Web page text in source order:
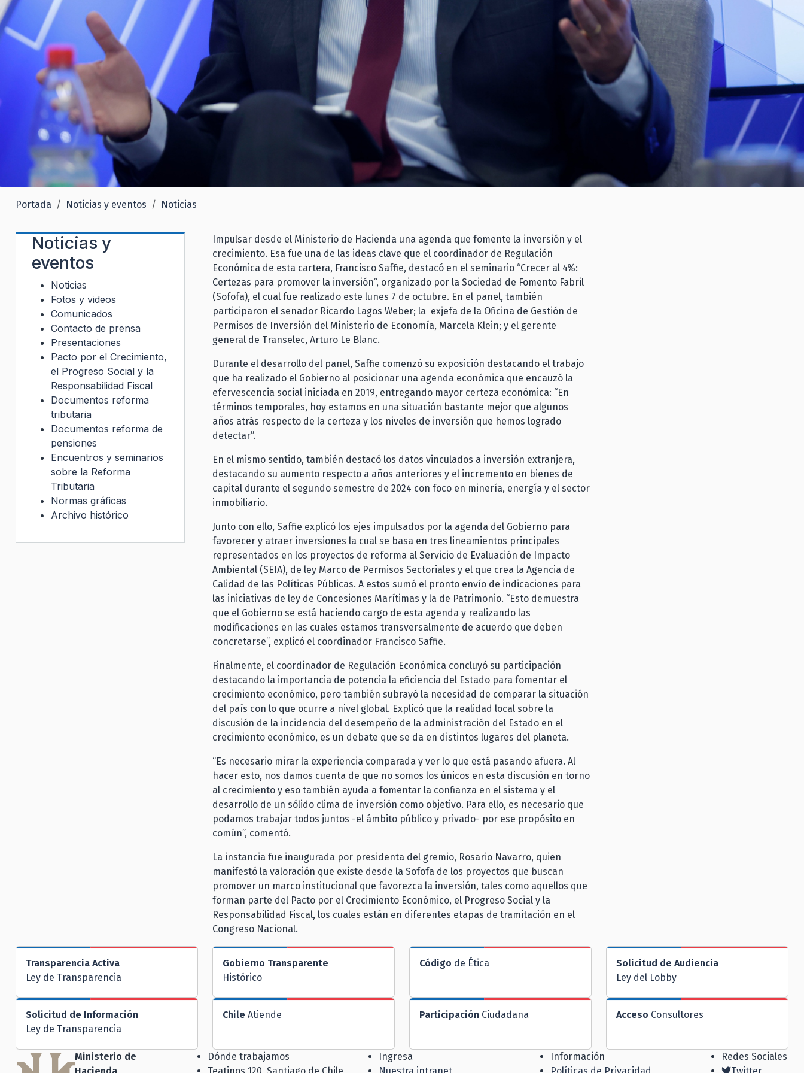
Portada Noticias y eventos Noticias
Impulsar desde el Ministerio de Hacienda una agenda que fomente la inversión y el
crecimiento. Esa fue una de las ideas clave que el coordinador de Regulación
Económica de esta cartera, Francisco Saffie, destacó en el seminario “Crecer al 4%:
Certezas para promover la inversión”, organizado por la Sociedad de Fomento Fabril
(Sofofa), el cual fue realizado este lunes 7 de octubre. En el panel, también
participaron el senador Ricardo Lagos Weber; la exjefa de la Oficina de Gestión de
Permisos de Inversión del Ministerio de Economía, Marcela Klein; y el gerente
general de Transelec, Arturo Le Blanc.
Durante el desarrollo del panel, Saffie comenzó su exposición destacando el trabajo
que ha realizado el Gobierno al posicionar una agenda económica que encauzó la
efervescencia social iniciada en 2019, entregando mayor certeza económica: “En
términos temporales, hoy estamos en una situación bastante mejor que algunos
años atrás respecto de la certeza y los niveles de inversión que hemos logrado
detectar”.
En el mismo sentido, también destacó los datos vinculados a inversión extranjera,
destacando su aumento respecto a años anteriores y el incremento en bienes de
capital durante el segundo semestre de 2024 con foco en minería, energía y el sector
inmobiliario.
Junto con ello, Saffie explicó los ejes impulsados por la agenda del Gobierno para
favorecer y atraer inversiones la cual se basa en tres lineamientos principales
representados en los proyectos de reforma al Servicio de Evaluación de Impacto
Ambiental (SEIA), de ley Marco de Permisos Sectoriales y el que crea la Agencia de
Calidad de las Políticas Públicas. A estos sumó el pronto envío de indicaciones para
las iniciativas de ley de Concesiones Marítimas y la de Patrimonio. “Esto demuestra
que el Gobierno se está haciendo cargo de esta agenda y realizando las
modificaciones en las cuales estamos transversalmente de acuerdo que deben
concretarse”, explicó el coordinador Francisco Saffie.
Finalmente, el coordinador de Regulación Económica concluyó su participación
destacando la importancia de potencia la eficiencia del Estado para fomentar el
crecimiento económico, pero también subrayó la necesidad de comparar la situación
del país con lo que ocurre a nivel global. Explicó que la realidad local sobre la
discusión de la incidencia del desempeño de la administración del Estado en el
crecimiento económico, es un debate que se da en distintos lugares del planeta.
“Es necesario mirar la experiencia comparada y ver lo que está pasando afuera. Al
hacer esto, nos damos cuenta de que no somos los únicos en esta discusión en torno
al crecimiento y eso también ayuda a fomentar la confianza en el sistema y el
desarrollo de un sólido clima de inversión como objetivo. Para ello, es necesario que
podamos trabajar todos juntos -el ámbito público y privado- por ese propósito en
común”, comentó.
La instancia fue inaugurada por presidenta del gremio, Rosario Navarro, quien
manifestó la valoración que existe desde la Sofofa de los proyectos que buscan
promover un marco institucional que favorezca la inversión, tales como aquellos que
forman parte del Pacto por el Crecimiento Económico, el Progreso Social y la
Responsabilidad Fiscal, los cuales están en diferentes etapas de tramitación en el
Congreso Nacional.
Noticias y
eventos
Noticias
Fotos y videos
Comunicados
Contacto de prensa
Presentaciones
Pacto por el Crecimiento,
el Progreso Social y la
Responsabilidad Fiscal
Documentos reforma
tributaria
Documentos reforma de
pensiones
Encuentros y seminarios
sobre la Reforma
Tributaria
Normas gráficas
Archivo histórico
Transparencia Activa
Ley de Transparencia
Gobierno Transparente
Histórico
Código de Ética
Solicitud de Audiencia
Ley del Lobby
Solicitud de Información
Ley de Transparencia
Chile Atiende Participación Ciudadana Acceso Consultores
Ministerio de
Dónde trabajamos
Ingresa
Información
Redes Sociales